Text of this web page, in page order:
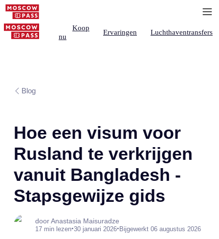
Koop
nu
Ervaringen Luchthaventransfers
Blog
Hoe een visum voor
Rusland te verkrijgen
vanuit Bangladesh -
Stapsgewijze gids
door Anastasia Maisuradze
17 min lezen•30 januari 2026•Bijgewerkt 06 augustus 2026